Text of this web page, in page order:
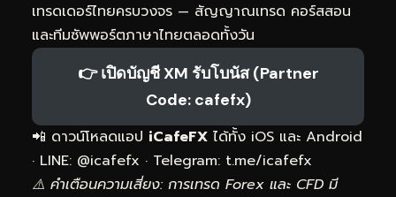
เทรดเดอร์ไทยครบวงจร — สัญญาณเทรด คอร์สสอน
และทีมซัพพอร์ตภาษาไทยตลอดทั้งวัน
👉 เปิดบัญชี XM รับโบนัส (Partner
Code: cafefx)
📲 ดาวน์โหลดแอป iCafeFX ได้ทั้ง iOS และ Android
· LINE: @icafefx · Telegram: t.me/icafefx
⚠️ คำเตือนความเสี่ยง: การเทรด Forex และ CFD มี